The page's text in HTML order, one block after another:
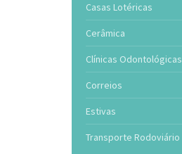
Casas Lotéricas
Cerâmica
Clínicas Odontológicas
Correios
Estivas
Transporte Rodoviário